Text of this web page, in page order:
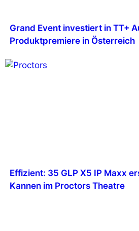
Grand Event investiert in TT+
Produktpremiere in Österreich
Effizient: 35 GLP X5 IP Maxx
Kannen im Proctors Theatre